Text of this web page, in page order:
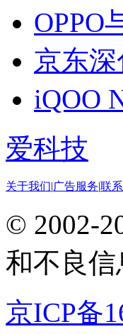
OPPO
京东
iQOO
爱科技
关于我们|广告服务|联
© 2002-
和不良信
京ICP备